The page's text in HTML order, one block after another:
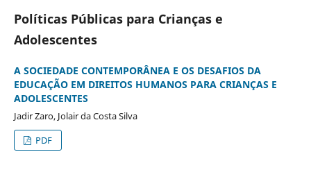
Políticas Públicas para Crianças e
Adolescentes
A SOCIEDADE CONTEMPORÂNEA E OS DESAFIOS DA
EDUCAÇÃO EM DIREITOS HUMANOS PARA CRIANÇAS E
ADOLESCENTES
Jadir Zaro, Jolair da Costa Silva
PDF